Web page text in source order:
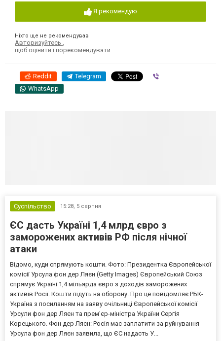
Я рекомендую
Ніхто ще не рекомендував
Авторизуйтесь ,
щоб оцінити і порекомендувати
Reddit Telegram
WhatsApp
Суспільство 15:28, 5 серпня
ЄС дасть Україні 1,4 млрд євро з
заморожених активів РФ після нічної
атаки
Відомо, куди спрямують кошти. Фото: Президентка Європейської
комісії Урсула фон дер Ляєн (Getty Images) Європейський Союз
спрямує Україні 1,4 мільярда євро з доходів заморожених
активів Росії. Кошти підуть на оборону. Про це повідомляє РБК-
Україна з посиланням на заяву очільниці Європейської комісії
Урсули фон дер Ляєн та прем'єр-міністра України Сергія
Корецького. Фон дер Ляєн: Росія має заплатити за руйнування
Урсула фон дер Ляєн заявила, що ЄС надасть У...